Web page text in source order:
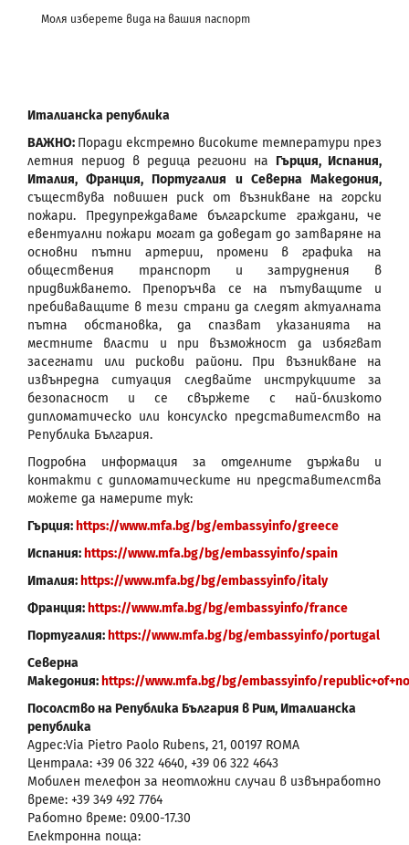
Моля изберете вида на вашия паспорт
Италианска република
ВАЖНО: Поради екстремно високите температури през
летния период в редица региони на Гърция, Испания,
Италия, Франция, Португалия и Северна Македония,
съществува повишен риск от възникване на горски
пожари. Предупреждаваме българските граждани, че
евентуални пожари могат да доведат до затваряне на
основни пътни артерии, промени в графика на
обществения транспорт и затруднения в
придвижването. Препоръчва се на пътуващите и
пребиваващите в тези страни да следят актуалната
пътна обстановка, да спазват указанията на
местните власти и при възможност да избягват
засегнати или рискови райони. При възникване на
извънредна ситуация следвайте инструкциите за
безопасност и се свържете с най-близкото
дипломатическо или консулско представителство на
Република България.
Подробна информация за отделните държави и
контакти с дипломатическите ни представителства
можете да намерите тук:
Гърция: https://www.mfa.bg/bg/embassyinfo/greece
Испания: https://www.mfa.bg/bg/embassyinfo/spain
Италия: https://www.mfa.bg/bg/embassyinfo/italy
Франция: https://www.mfa.bg/bg/embassyinfo/france
Португалия: https://www.mfa.bg/bg/embassyinfo/portugal
Северна
Македония: https://www.mfa.bg/bg/embassyinfo/
Посолство на Република България в Рим, Италианска
република
Адрес:Via Pietro Paolo Rubens, 21, 00197 ROMA
Централа: +39 06 322 4640, +39 06 322 4643
Мобилен телефон за неотложни случаи в извънработно
време: +39 349 492 7764
Работно време: 09.00-17.30
Електронна поща: